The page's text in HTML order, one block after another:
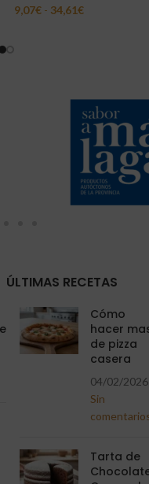
9,07€ - 34,61€
ÚLTIMAS RECETAS
Cómo
hacer
de pizza
casera
04/02/2026
Sin
Tarta de